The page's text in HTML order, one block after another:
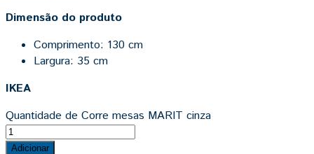
Dimensão do produto
Comprimento: 130 cm
Largura: 35 cm
IKEA
Quantidade de Corre mesas MARIT cinza
Adicionar